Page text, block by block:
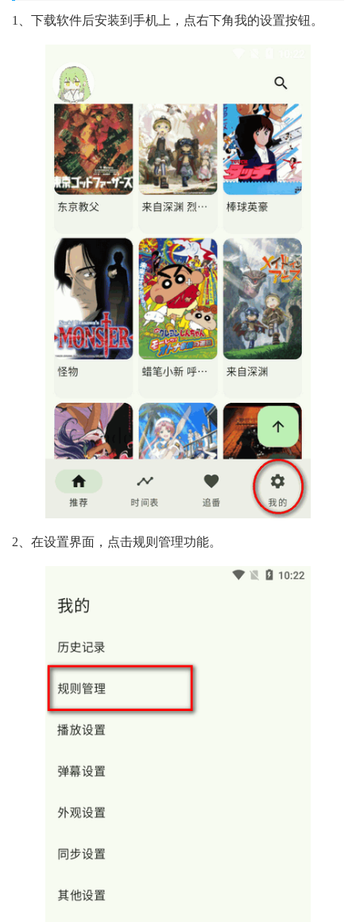
1、下载软件后安装到手机上，点右下角我的设置按钮。
2、在设置界面，点击规则管理功能。